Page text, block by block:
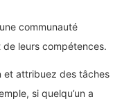
communauté
leurs compétences.
et attribuez des tâches
si quelqu’un a